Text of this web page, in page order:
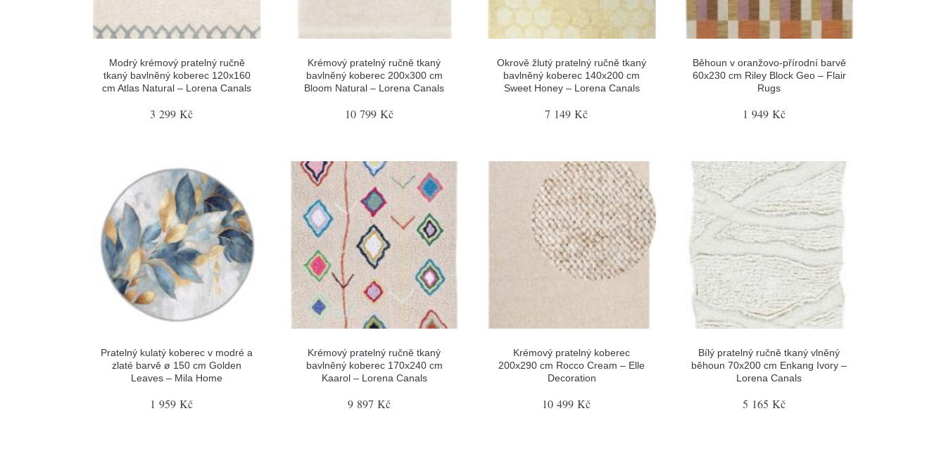
Modrý krémový pratelný ručně
tkaný bavlněný koberec 120x160
cm Atlas Natural – Lorena Canals
3 299 Kč
Krémový pratelný ručně tkaný
bavlněný koberec 200x300 cm
Bloom Natural – Lorena Canals
10 799 Kč
Okrově žlutý pratelný ručně tkaný
bavlněný koberec 140x200 cm
Sweet Honey – Lorena Canals
7 149 Kč
Běhoun v oranžovo-přírodní barvě
60x230 cm Riley Block Geo – Flair
Rugs
1 949 Kč
Pratelný kulatý koberec v modré a
zlaté barvě ø 150 cm Golden
Leaves – Mila Home
1 959 Kč
Krémový pratelný ručně tkaný
bavlněný koberec 170x240 cm
Kaarol – Lorena Canals
9 897 Kč
Krémový pratelný koberec
200x290 cm Rocco Cream – Elle
Decoration
10 499 Kč
Bílý pratelný ručně tkaný vlněný
běhoun 70x200 cm Enkang Ivory –
Lorena Canals
5 165 Kč